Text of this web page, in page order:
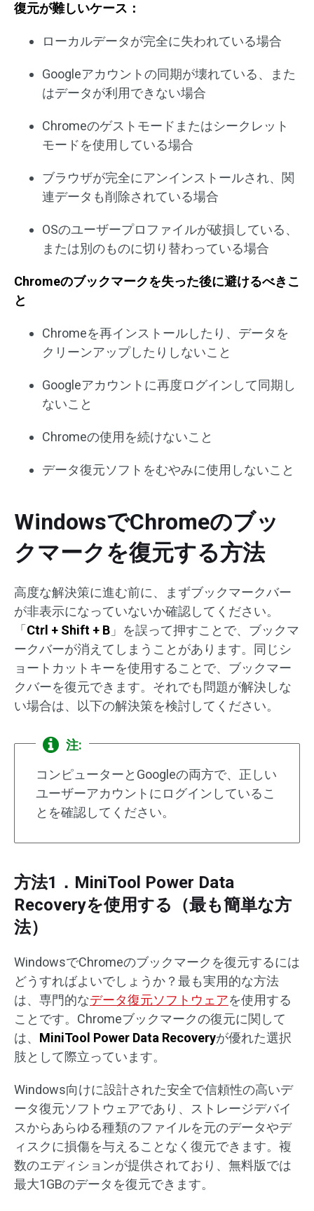
復元が難しいケース：
ローカルデータが完全に失われている場合
Googleアカウントの同期が壊れている、また
はデータが利用できない場合
Chromeのゲストモードまたはシークレット
モードを使用している場合
ブラウザが完全にアンインストールされ、関
連データも削除されている場合
OSのユーザープロファイルが破損している、
または別のものに切り替わっている場合
Chromeのブックマークを失った後に避けるべきこ
と
Chromeを再インストールしたり、データを
クリーンアップしたりしないこと
Googleアカウントに再度ログインして同期し
ないこと
Chromeの使用を続けないこと
データ復元ソフトをむやみに使用しないこと
WindowsでChromeのブッ
クマークを復元する方法
高度な解決策に進む前に、まずブックマークバー
が非表示になっていないか確認してください。
「 Ctrl + Shift + B 」を誤って押すことで、ブックマ
ークバーが消えてしまうことがあります。同じシ
ョートカットキーを使用することで、ブックマー
クバーを復元できます。それでも問題が解決しな
い場合は、以下の解決策を検討してください。
注:
コンピューターとGoogleの両方で、正しい
ユーザーアカウントにログインしているこ
とを確認してください。
方法1．MiniTool Power Data
Recoveryを使用する（最も簡単な方
法）
WindowsでChromeのブックマークを復元するには
どうすればよいでしょうか？最も実用的な方法
は、専門的なデータ復元ソフトウェアを使用する
ことです。Chromeブックマークの復元に関して
は、 MiniTool Power Data Recoveryが優れた選択
肢として際立っています。
Windows向けに設計された安全で信頼性の高いデ
ータ復元ソフトウェアであり、ストレージデバイ
スからあらゆる種類のファイルを元のデータやデ
ィスクに損傷を与えることなく復元できます。複
数のエディションが提供されており、無料版では
最大1GBのデータを復元できます。